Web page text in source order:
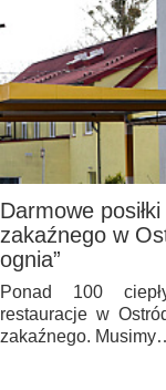
Darmowe
zakaźnego w
ognia”
Ponad 100
restauracje w
zakaźnego.